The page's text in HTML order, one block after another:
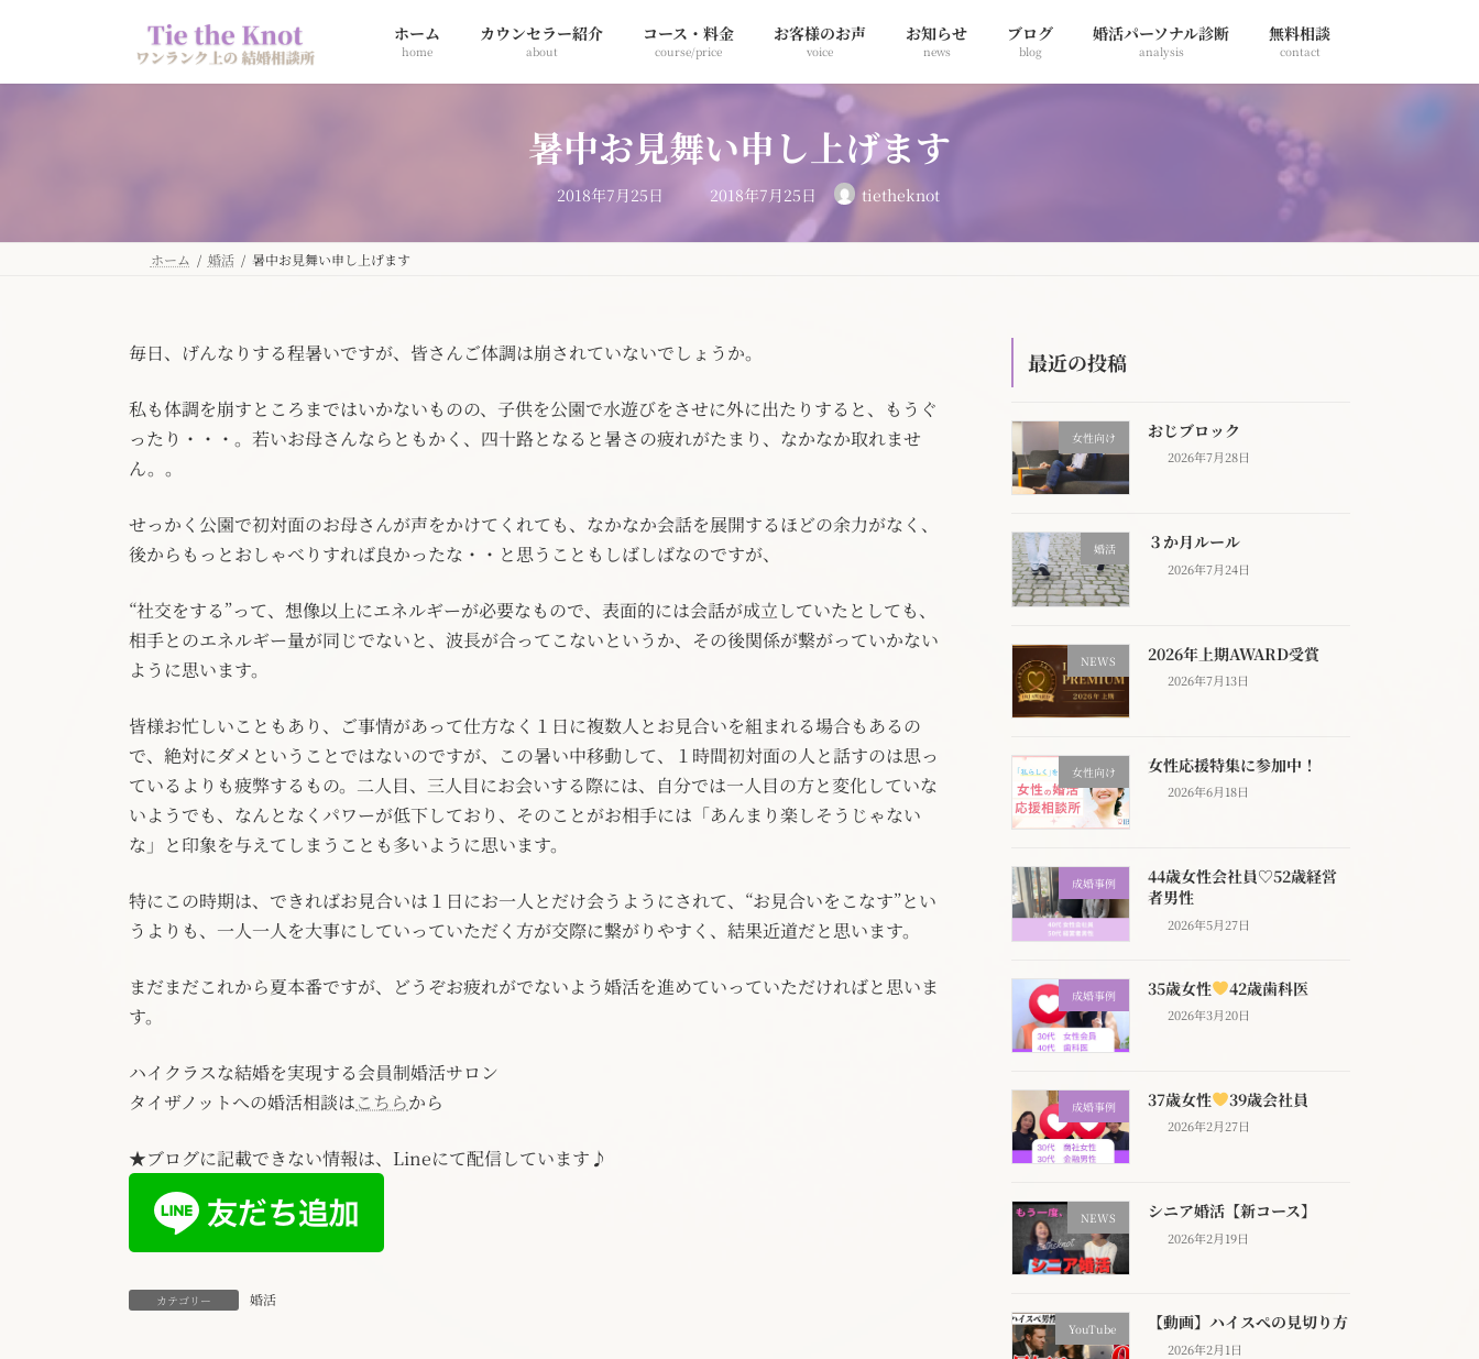
ン
プ
ー
動
ホーム
home
カウンセラー紹介
about
コース・料金
course/price
お客様のお声
voice
お知らせ
news
ブログ
blog
婚活パーソナル診断
analysis
無料相談
contact
暑中お見舞い申し上げます
2018年7月25日 最
終
更
日
2018年7月25日 tietheknot
ホーム 婚活 暑中お見舞い申し上げます
毎日、げんなりする程暑いですが、皆さんご体調は崩されていないでしょうか。
私も体調を崩すところまではいかないものの、子供を公園で水遊びをさせに外に出たりすると、もうぐ
ったり・・・。若いお母さんならともかく、四十路となると暑さの疲れがたまり、なかなか取れませ
ん。。
せっかく公園で初対面のお母さんが声をかけてくれても、なかなか会話を展開するほどの余力がなく、
後からもっとおしゃべりすれば良かったな・・と思うこともしばしばなのですが、
“社交をする”って、想像以上にエネルギーが必要なもので、表面的には会話が成立していたとしても、
相手とのエネルギー量が同じでないと、波長が合ってこないというか、その後関係が繋がっていかない
ように思います。
皆様お忙しいこともあり、ご事情があって仕方なく１日に複数人とお見合いを組まれる場合もあるの
で、絶対にダメということではないのですが、この暑い中移動して、１時間初対面の人と話すのは思っ
ているよりも疲弊するもの。二人目、三人目にお会いする際には、自分では一人目の方と変化していな
いようでも、なんとなくパワーが低下しており、そのことがお相手には「あんまり楽しそうじゃない
な」と印象を与えてしまうことも多いように思います。
特にこの時期は、できればお見合いは１日にお一人とだけ会うようにされて、“お見合いをこなす”とい
うよりも、一人一人を大事にしていっていただく方が交際に繋がりやすく、結果近道だと思います。
まだまだこれから夏本番ですが、どうぞお疲れがでないよう婚活を進めていっていただければと思いま
す。
ハイクラスな結婚を実現する会員制婚活サロン
タイザノットへの婚活相談はこちらから
★ブログに記載できない情報は、Lineにて配信しています♪
カテゴリー 婚活
最近の投稿
女性向け おじブロック
2026年7月28日
婚活 ３か月ルール
2026年7月24日
NEWS 2026年上期AWARD受賞
2026年7月13日
女性向け 女性応援特集に参加中！
2026年6月18日
成婚事例
44歳女性会社員♡52歳経営
者男性
2026年5月27日
成婚事例 35歳女性 42歳歯科医
2026年3月20日
成婚事例 37歳女性 39歳会社員
2026年2月27日
NEWS シニア婚活【新コース】
2026年2月19日
YouTube 【動画】ハイスぺの見切り方
2026年2月1日